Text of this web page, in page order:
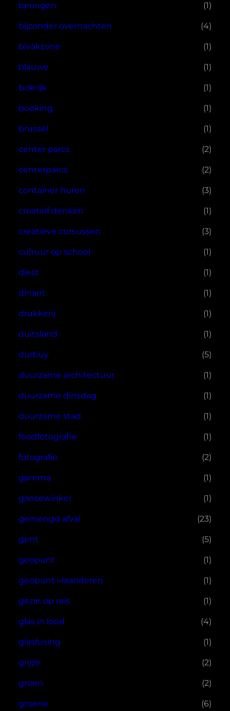
beringen (1)
bijzonder overnachten (4)
bivakzone (1)
blauwe (1)
bokrijk (1)
booking (1)
brussel (1)
center parcs (2)
centerparcs (2)
container huren (3)
creatief denken (1)
creatieve cursussen (3)
cultuur op school (1)
diest (1)
dinant (1)
drukkerij (1)
duitsland (1)
durbuy (5)
duurzame architectuur (1)
duurzame dinsdag (1)
duurzame stad (1)
foodfotografie (1)
fotografie (2)
gamma (1)
gansewinkel (1)
gemengd afval (23)
gent (5)
geopunt (1)
geopunt vlaanderen (1)
gezin op reis (1)
glas in lood (4)
glasfusing (1)
grijze (2)
groen (2)
groene (6)